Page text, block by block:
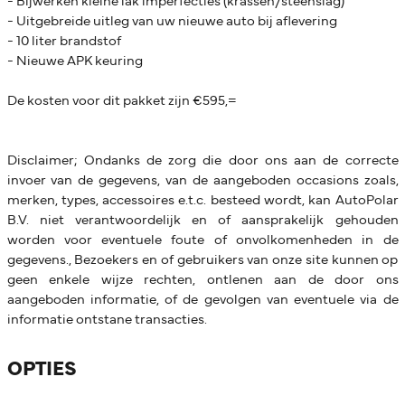
- Uitgebreide uitleg van uw nieuwe auto bij aflevering
- 10 liter brandstof
- Nieuwe APK keuring
De kosten voor dit pakket zijn €595,=
Disclaimer; Ondanks de zorg die door ons aan de correcte
invoer van de gegevens, van de aangeboden occasions zoals,
merken, types, accessoires e.t.c. besteed wordt, kan AutoPolar
B.V. niet verantwoordelijk en of aansprakelijk gehouden
worden voor eventuele foute of onvolkomenheden in de
gegevens., Bezoekers en of gebruikers van onze site kunnen op
geen enkele wijze rechten, ontlenen aan de door ons
aangeboden informatie, of de gevolgen van eventuele via de
informatie ontstane transacties.
OPTIES